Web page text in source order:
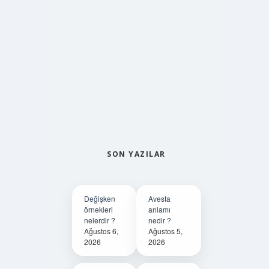
SON YAZILAR
Değişken
örnekleri
nelerdir ?
Ağustos 6,
2026
Avesta
anlamı
nedir ?
Ağustos 5,
2026